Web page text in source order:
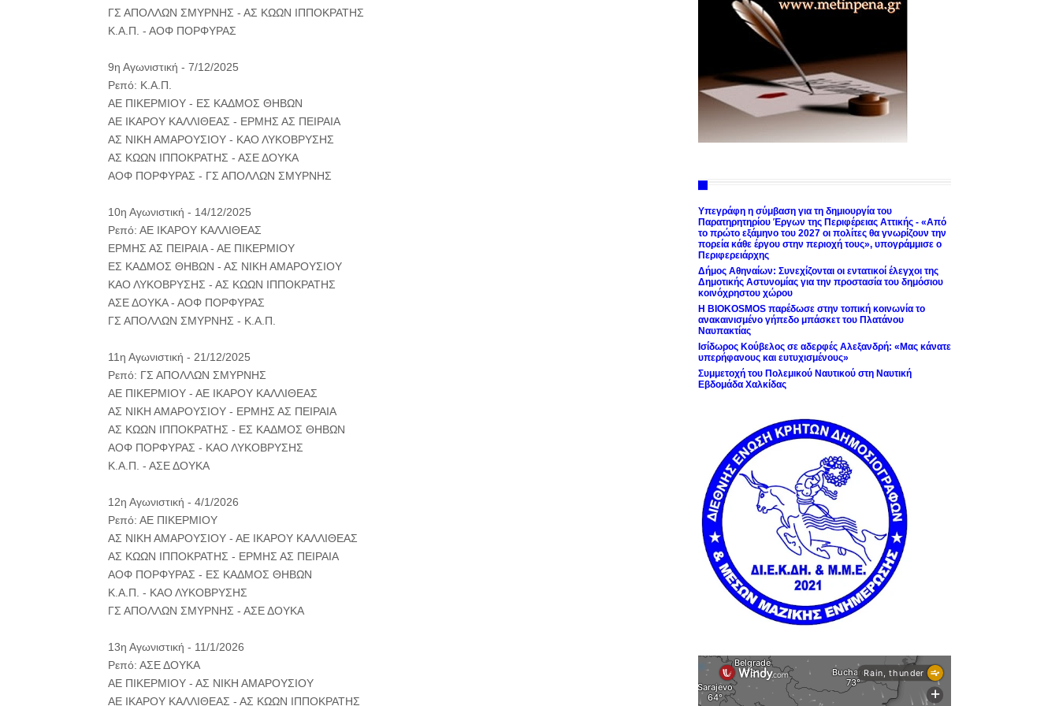
ΓΣ ΑΠΟΛΛΩΝ ΣΜΥΡΝΗΣ - ΑΣ ΚΩΩΝ ΙΠΠΟΚΡΑΤΗΣ
Κ.Α.Π. - ΑΟΦ ΠΟΡΦΥΡΑΣ
9η Αγωνιστική - 7/12/2025
Ρεπό: Κ.Α.Π.
ΑΕ ΠΙΚΕΡΜΙΟΥ - ΕΣ ΚΑΔΜΟΣ ΘΗΒΩΝ
ΑΕ ΙΚΑΡΟΥ ΚΑΛΛΙΘΕΑΣ - ΕΡΜΗΣ ΑΣ ΠΕΙΡΑΙΑ
ΑΣ ΝΙΚΗ ΑΜΑΡΟΥΣΙΟΥ - ΚΑΟ ΛΥΚΟΒΡΥΣΗΣ
ΑΣ ΚΩΩΝ ΙΠΠΟΚΡΑΤΗΣ - ΑΣΕ ΔΟΥΚΑ
ΑΟΦ ΠΟΡΦΥΡΑΣ - ΓΣ ΑΠΟΛΛΩΝ ΣΜΥΡΝΗΣ
10η Αγωνιστική - 14/12/2025
Ρεπό: ΑΕ ΙΚΑΡΟΥ ΚΑΛΛΙΘΕΑΣ
ΕΡΜΗΣ ΑΣ ΠΕΙΡΑΙΑ - ΑΕ ΠΙΚΕΡΜΙΟΥ
ΕΣ ΚΑΔΜΟΣ ΘΗΒΩΝ - ΑΣ ΝΙΚΗ ΑΜΑΡΟΥΣΙΟΥ
ΚΑΟ ΛΥΚΟΒΡΥΣΗΣ - ΑΣ ΚΩΩΝ ΙΠΠΟΚΡΑΤΗΣ
ΑΣΕ ΔΟΥΚΑ - ΑΟΦ ΠΟΡΦΥΡΑΣ
ΓΣ ΑΠΟΛΛΩΝ ΣΜΥΡΝΗΣ - Κ.Α.Π.
11η Αγωνιστική - 21/12/2025
Ρεπό: ΓΣ ΑΠΟΛΛΩΝ ΣΜΥΡΝΗΣ
ΑΕ ΠΙΚΕΡΜΙΟΥ - ΑΕ ΙΚΑΡΟΥ ΚΑΛΛΙΘΕΑΣ
ΑΣ ΝΙΚΗ ΑΜΑΡΟΥΣΙΟΥ - ΕΡΜΗΣ ΑΣ ΠΕΙΡΑΙΑ
ΑΣ ΚΩΩΝ ΙΠΠΟΚΡΑΤΗΣ - ΕΣ ΚΑΔΜΟΣ ΘΗΒΩΝ
ΑΟΦ ΠΟΡΦΥΡΑΣ - ΚΑΟ ΛΥΚΟΒΡΥΣΗΣ
Κ.Α.Π. - ΑΣΕ ΔΟΥΚΑ
12η Αγωνιστική - 4/1/2026
Ρεπό: ΑΕ ΠΙΚΕΡΜΙΟΥ
ΑΣ ΝΙΚΗ ΑΜΑΡΟΥΣΙΟΥ - ΑΕ ΙΚΑΡΟΥ ΚΑΛΛΙΘΕΑΣ
ΑΣ ΚΩΩΝ ΙΠΠΟΚΡΑΤΗΣ - ΕΡΜΗΣ ΑΣ ΠΕΙΡΑΙΑ
ΑΟΦ ΠΟΡΦΥΡΑΣ - ΕΣ ΚΑΔΜΟΣ ΘΗΒΩΝ
Κ.Α.Π. - ΚΑΟ ΛΥΚΟΒΡΥΣΗΣ
ΓΣ ΑΠΟΛΛΩΝ ΣΜΥΡΝΗΣ - ΑΣΕ ΔΟΥΚΑ
13η Αγωνιστική - 11/1/2026
Ρεπό: ΑΣΕ ΔΟΥΚΑ
ΑΕ ΠΙΚΕΡΜΙΟΥ - ΑΣ ΝΙΚΗ ΑΜΑΡΟΥΣΙΟΥ
ΑΕ ΙΚΑΡΟΥ ΚΑΛΛΙΘΕΑΣ - ΑΣ ΚΩΩΝ ΙΠΠΟΚΡΑΤΗΣ
Υπεγράφη η σύμβαση για τη δημιουργία του
Παρατηρητηρίου Έργων της Περιφέρειας Αττικής - «Από
το πρώτο εξάμηνο του 2027 οι πολίτες θα γνωρίζουν την
πορεία κάθε έργου στην περιοχή τους», υπογράμμισε ο
Περιφερειάρχης
Δήμος Αθηναίων: Συνεχίζονται οι εντατικοί έλεγχοι της
Δημοτικής Αστυνομίας για την προστασία του δημόσιου
κοινόχρηστου χώρου
Η BIOKOSMOS παρέδωσε στην τοπική κοινωνία το
ανακαινισμένο γήπεδο μπάσκετ του Πλατάνου
Ναυπακτίας
Ισίδωρος Κούβελος σε αδερφές Αλεξανδρή: «Μας κάνατε
υπερήφανους και ευτυχισμένους»
Συμμετοχή του Πολεμικού Ναυτικού στη Ναυτική
Εβδομάδα Χαλκίδας